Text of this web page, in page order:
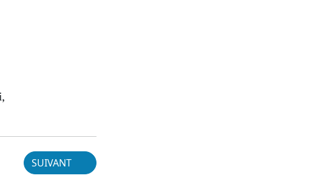
SUIVANT